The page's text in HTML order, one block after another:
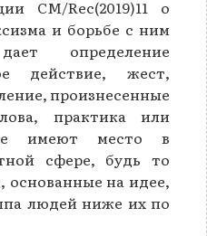
CM/Rec(2019)11 о
и борьбе с ним
определение
действие, жест,
произнесенные
практика или
имеют место в
сфере, будь то
на идее,
людей ниже их по